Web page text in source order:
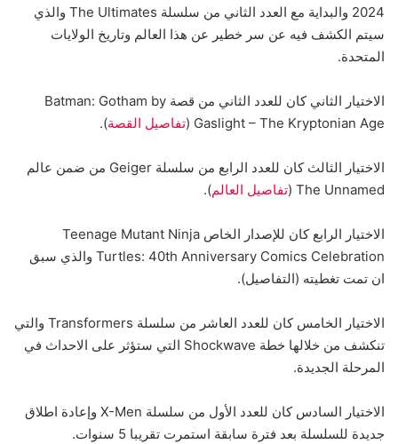
2024 والبداية مع العدد الثاني من سلسلة The Ultimates والذي
سيتم الكشف فيه عن سر خطير عن هذا العالم وتاريخ الولايات
المتحدة.
الاختيار الثاني كان للعدد الثاني من قصة Batman: Gotham by
Gaslight – The Kryptonian Age ( تفاصيل القصة).
الاختيار الثالث كان للعدد الرابع من سلسلة Geiger من ضمن عالم
The Unnamed ( تفاصيل العالم).
الاختيار الرابع كان للإصدار الخاص Teenage Mutant Ninja
Turtles: 40th Anniversary Comics Celebration والذي سبق
ان تمت تغطيته (التفاصيل).
الاختيار الخامس كان للعدد العاشر من سلسلة Transformers والتي
تنكشف من خلالها خطة Shockwave التي ستؤثر على الاحداث في
المرحلة الجديدة.
الاختيار السادس كان للعدد الأول من سلسلة X-Men وإعادة اطلاق
جديدة للسلسلة بعد فترة سابقة استمرت تقريبا 5 سنوات.